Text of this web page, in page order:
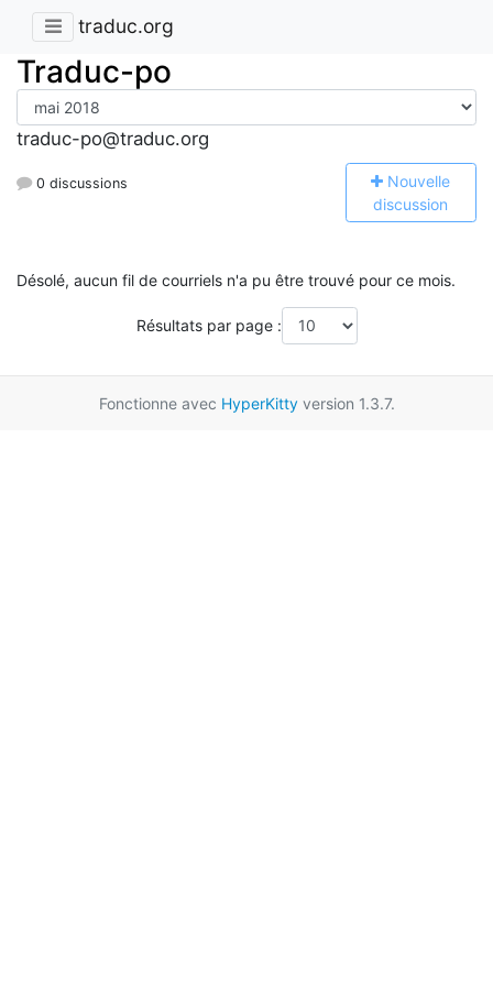
traduc.org
Traduc-po
traduc-po@traduc.org
0 discussions Nouvelle
discussion
Désolé, aucun fil de courriels n'a pu être trouvé pour ce mois.
Résultats par page :
Fonctionne avec HyperKittyversion 1.3.7.